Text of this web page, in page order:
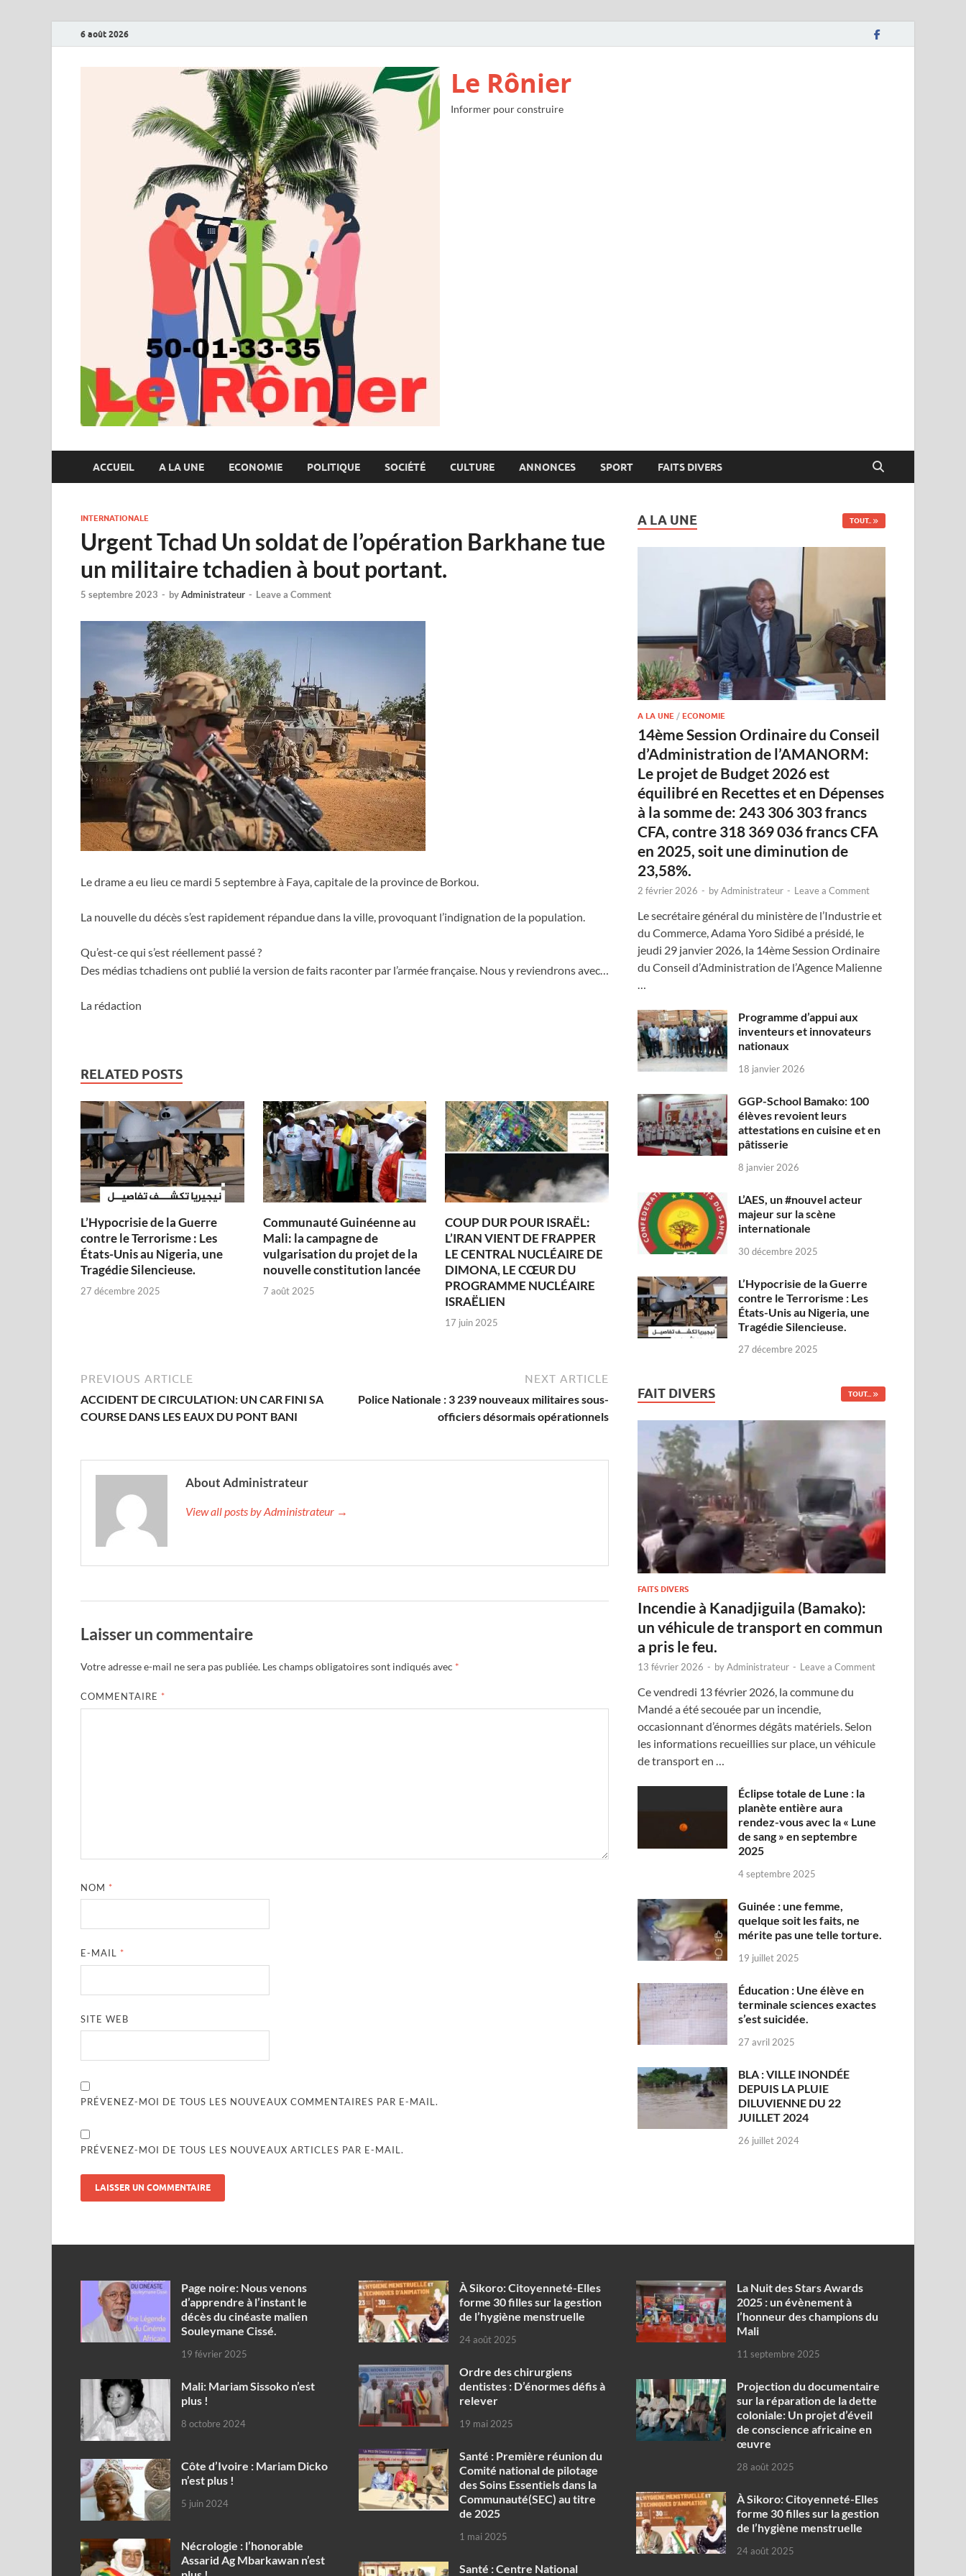
6 août 2026
Le Rônier
Informer pour construire
ACCUEIL A LA UNE ECONOMIE POLITIQUE SOCIÉTÉ CULTURE ANNONCES SPORT FAITS DIVERS
INTERNATIONALE
Urgent Tchad Un soldat de l’opération Barkhane tue
un militaire tchadien à bout portant.
5 septembre 2023 - byAdministrateur - Leave a Comment
Le drame a eu lieu ce mardi 5 septembre à Faya, capitale de la province de Borkou.
La nouvelle du décès s’est rapidement répandue dans la ville, provoquant l’indignation de la population.
Qu’est-ce qui s’est réellement passé ?
Des médias tchadiens ont publié la version de faits raconter par l’armée française. Nous y reviendrons avec…
La rédaction
RELATED POSTS
L’Hypocrisie de la Guerre
contre le Terrorisme : Les
États-Unis au Nigeria, une
Tragédie Silencieuse.
27 décembre 2025
Communauté Guinéenne au
Mali: la campagne de
vulgarisation du projet de la
nouvelle constitution lancée
7 août 2025
COUP DUR POUR ISRAËL:
L’IRAN VIENT DE FRAPPER
LE CENTRAL NUCLÉAIRE DE
DIMONA, LE CŒUR DU
PROGRAMME NUCLÉAIRE
ISRAËLIEN
17 juin 2025
PREVIOUS ARTICLE
ACCIDENT DE CIRCULATION: UN CAR FINI SA
COURSE DANS LES EAUX DU PONT BANI
NEXT ARTICLE
Police Nationale : 3 239 nouveaux militaires sous-
officiers désormais opérationnels
About Administrateur
View all posts by Administrateur →
Laisser un commentaire
Votre adresse e-mail ne sera pas publiée. Les champs obligatoires sont indiqués avec *
COMMENTAIRE *
NOM *
E-MAIL *
SITE WEB
PRÉVENEZ-MOI DE TOUS LES NOUVEAUX COMMENTAIRES PAR E-MAIL.
PRÉVENEZ-MOI DE TOUS LES NOUVEAUX ARTICLES PAR E-MAIL.
A LA UNE TOUT..
A LA UNE /ECONOMIE
14ème Session Ordinaire du Conseil
d’Administration de l’AMANORM:
Le projet de Budget 2026 est
équilibré en Recettes et en Dépenses
à la somme de: 243 306 303 francs
CFA, contre 318 369 036 francs CFA
en 2025, soit une diminution de
23,58%.
2 février 2026 - byAdministrateur - Leave a Comment
Le secrétaire général du ministère de l’Industrie et
du Commerce, Adama Yoro Sidibé a présidé, le
jeudi 29 janvier 2026, la 14ème Session Ordinaire
du Conseil d’Administration de l’Agence Malienne
…
Programme d’appui aux
inventeurs et innovateurs
nationaux
18 janvier 2026
GGP-School Bamako: 100
élèves revoient leurs
attestations en cuisine et en
pâtisserie
8 janvier 2026
L’AES, un #nouvel acteur
majeur sur la scène
internationale
30 décembre 2025
L’Hypocrisie de la Guerre
contre le Terrorisme : Les
États-Unis au Nigeria, une
Tragédie Silencieuse.
27 décembre 2025
FAIT DIVERS TOUT...
FAITS DIVERS
Incendie à Kanadjiguila (Bamako):
un véhicule de transport en commun
a pris le feu.
13 février 2026 - byAdministrateur - Leave a Comment
Ce vendredi 13 février 2026, la commune du
Mandé a été secouée par un incendie,
occasionnant d’énormes dégâts matériels. Selon
les informations recueillies sur place, un véhicule
de transport en …
Éclipse totale de Lune : la
planète entière aura
rendez-vous avec la « Lune
de sang » en septembre
2025
4 septembre 2025
Guinée : une femme,
quelque soit les faits, ne
mérite pas une telle torture.
19 juillet 2025
Éducation : Une élève en
terminale sciences exactes
s’est suicidée.
27 avril 2025
BLA : VILLE INONDÉE
DEPUIS LA PLUIE
DILUVIENNE DU 22
JUILLET 2024
26 juillet 2024
Page noire: Nous venons
d’apprendre à l’instant le
décès du cinéaste malien
Souleymane Cissé.
19 février 2025
Mali: Mariam Sissoko n’est
plus !
8 octobre 2024
Côte d’Ivoire : Mariam Dicko
n’est plus !
5 juin 2024
Nécrologie : l’honorable
Assarid Ag Mbarkawan n’est
À Sikoro: Citoyenneté-Elles
forme 30 filles sur la gestion
de l’hygiène menstruelle
24 août 2025
Ordre des chirurgiens
dentistes : D’énormes défis à
relever
19 mai 2025
Santé : Première réunion du
Comité national de pilotage
des Soins Essentiels dans la
Communauté(SEC) au titre
de 2025
1 mai 2025
Santé : Centre National
‎La Nuit des Stars Awards
2025 : un évènement à
l’honneur des champions du
Mali
11 septembre 2025
Projection du documentaire
sur la réparation de la dette
coloniale: Un projet d’éveil
de conscience africaine en
œuvre‎
28 août 2025
À Sikoro: Citoyenneté-Elles
forme 30 filles sur la gestion
de l’hygiène menstruelle
24 août 2025